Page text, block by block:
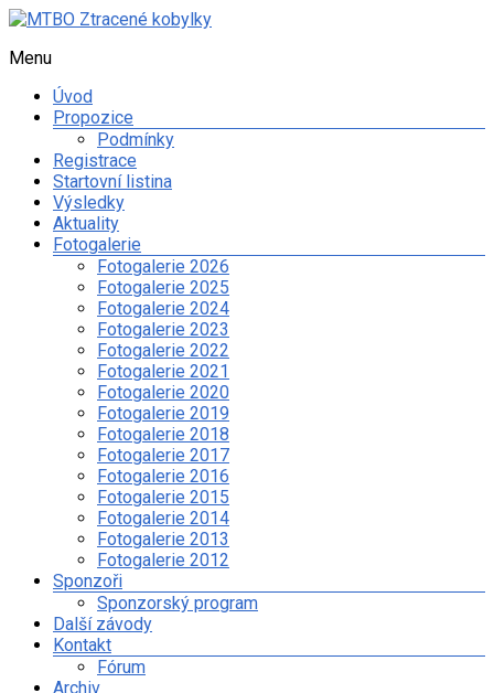
Skip
content
MTBO
Ztracené
kobylky
Web
organizaci
orientačního
závodu
sportovních
aktivitách
Menu
Úvod
Propozice
Podmínky
Registrace
Startovní listina
Výsledky
Aktuality
Fotogalerie
Fotogalerie 2026
Fotogalerie 2025
Fotogalerie 2024
Fotogalerie 2023
Fotogalerie 2022
Fotogalerie 2021
Fotogalerie 2020
Fotogalerie 2019
Fotogalerie 2018
Fotogalerie 2017
Fotogalerie 2016
Fotogalerie 2015
Fotogalerie 2014
Fotogalerie 2013
Fotogalerie 2012
Sponzoři
Sponzorský program
Další závody
Kontakt
Fórum
Archiv